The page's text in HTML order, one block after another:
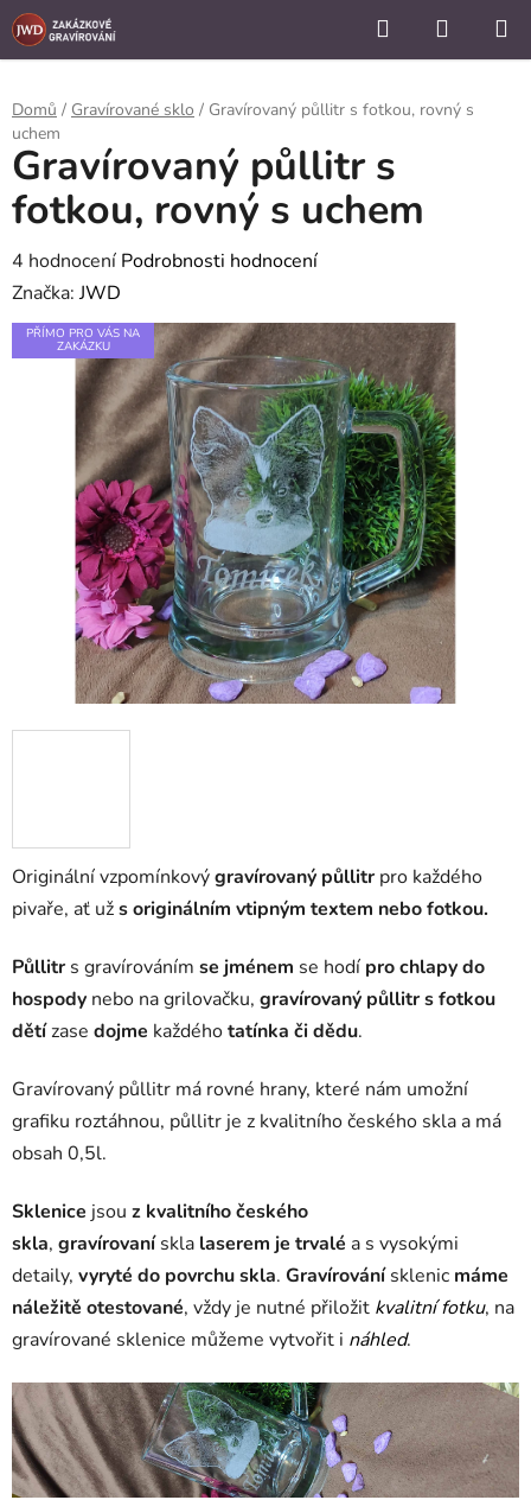
```
Přejít
na
Hledat
KOŠÍK
Domů / Gravírované sklo / Gravírovaný půllitr s fotkou, rovný s
uchem
Originální vzpomínkovýgravírovaný půllitr pro každého
pivaře, ať užs originálním vtipným textem nebo fotkou.
Půllitr s gravírováním se jménem se hodí pro chlapy do
hospody nebo na grilovačku, gravírovaný půllitr s fotkou
dětízase dojme každéhotatínka či dědu.
Gravírovaný půllitr má rovné hrany, které nám umožní
grafiku roztáhnou, půllitr je z kvalitního českého skla a má
obsah 0,5l.
Sklenice jsou z kvalitního českého
skla, gravírovanískla laserem je trvalé a s vysokými
detaily, vyryté do povrchu skla. Gravírovánísklenic máme
náležitě otestované, vždy je nutné přiložit kvalitní fotku, na
gravírované sklenice můžeme vytvořit i náhled.
Gravírovaný půllitr s
fotkou, rovný s uchem
Průměrné
hodnocení
produktu
je
hvězdiček.
4 hodnocení Podrobnosti hodnocení
Značka:JWD
PŘÍMO PRO VÁS NA
ZAKÁZKU